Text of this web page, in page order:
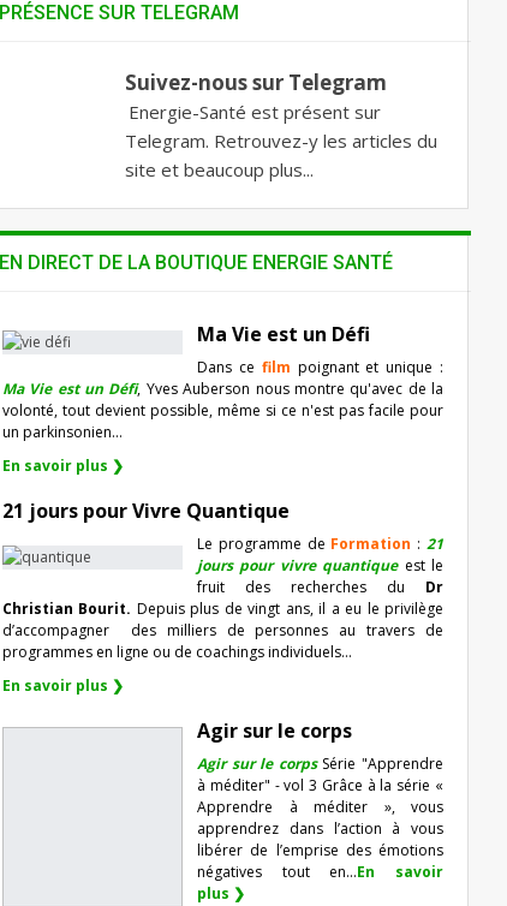
PRÉSENCE SUR TELEGRAM
Suivez-nous sur Telegram
Energie-Santé est présent sur
Telegram. Retrouvez-y les articles du
site et beaucoup plus...
EN DIRECT DE LA BOUTIQUE ENERGIE SANTÉ
Ma Vie est un Défi
Dans ce film poignant et unique :
Ma Vie est un Défi, Yves Auberson nous montre qu'avec de la
volonté, tout devient possible, même si ce n'est pas facile pour
un parkinsonien…
En savoir plus ❯
21 jours pour Vivre Quantique
Le programme de Formation :21
jours pour vivre quantiqueest le
fruit des recherches du Dr
Christian Bourit. Depuis plus de vingt ans, il a eu le privilège
d’accompagner
des milliers de personnes au travers de
programmes en ligne ou de coachings individuels…
En savoir plus ❯
Agir sur le corps
Agir sur le corpsSérie "Apprendre
à méditer" - vol 3 Grâce à la série «
Apprendre à méditer », vous
apprendrez dans l’action à vous
libérer de l’emprise des émotions
négatives tout en...En savoir
plus ❯